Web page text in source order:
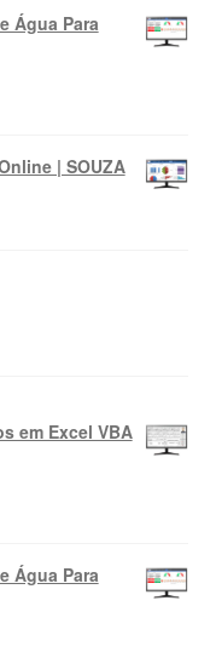
Água Para
| SOUZA
em Excel VBA
Água Para